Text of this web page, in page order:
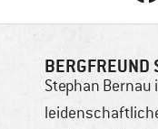
BERGFREUND
Stephan